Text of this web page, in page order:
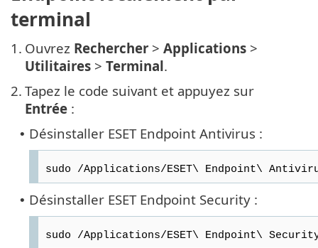
terminal
1. Ouvrez Rechercher > Applications >
Utilitaires > Terminal.
2. Tapez le code suivant et appuyez sur
Entrée :
• Désinstaller ESET Endpoint Antivirus :
sudo /Applications/ESET\ Endpoint\
• Désinstaller ESET Endpoint Security :
sudo /Applications/ESET\ Endpoint\